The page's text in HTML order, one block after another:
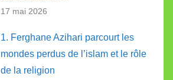
17 mai 2026
1. Ferghane Azihari parcourt les
mondes perdus de l’islam et le rôle
de la religion